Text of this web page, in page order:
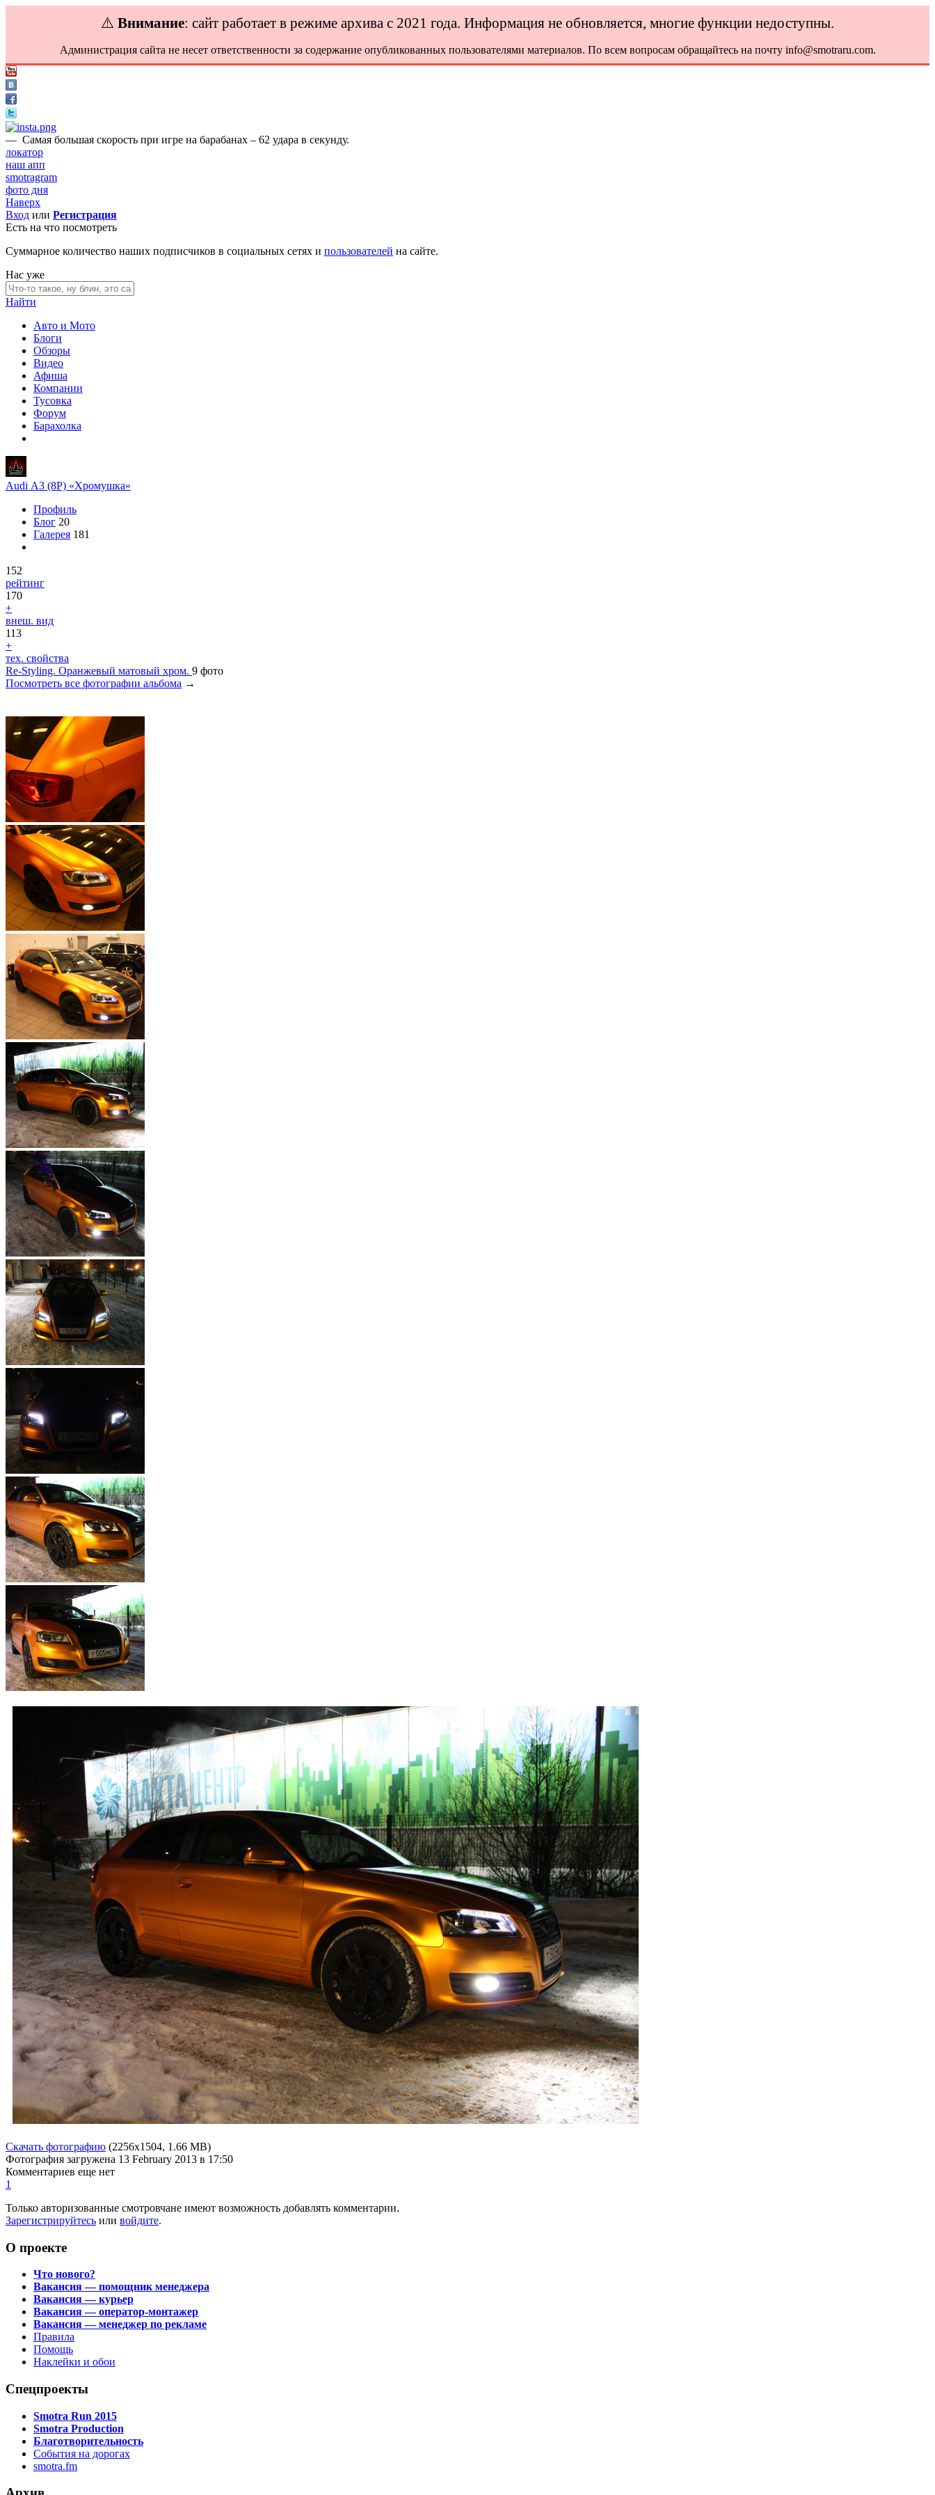
⚠️ Внимание: сайт работает в режиме архива с 2021 года. Информация не обновляется, многие функции недоступны.
Администрация сайта не несет ответственности за содержание опубликованных пользователями материалов. По всем вопросам обращайтесь на почту info@smotraru.com.
— Самая большая скорость при игре на барабанах – 62 удара в секунду.
локатор
наш апп
smotragram
фото дня
Наверх
Вход или Регистрация
Есть на что посмотреть
Суммарное количество наших подписчиков в социальных сетях и пользователей на сайте.
Нас уже
Найти
Авто и Мото
Блоги
Обзоры
Видео
Афиша
Компании
Тусовка
Форум
Барахолка
Audi A3 (8P) «Хромушка»
Профиль
Блог 20
Галерея 181
152
рейтинг
170
+
внеш. вид
113
+
тех. свойства
Re-Styling. Оранжевый матовый хром. 9 фото
Посмотреть все фотографии альбома →
Скачать фотографию (2256x1504, 1.66 MB)
Фотография загружена 13 February 2013 в 17:50
Комментариев еще нет
1
Только авторизованные смотровчане имеют возможность добавлять комментарии.
Зарегистрируйтесь или войдите.
О проекте
Что нового?
Вакансия — помощник менеджера
Вакансия — курьер
Вакансия — оператор-монтажер
Вакансия — менеджер по рекламе
Правила
Помощь
Наклейки и обои
Спецпроекты
Smotra Run 2015
Smotra Production
Благотворительность
События на дорогах
smotra.fm